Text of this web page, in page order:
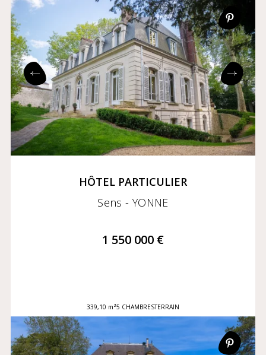
Plus récents
Prix croissant
Prix décroissant
Exclusivités
Coming soon
HÔTEL PARTICULIER
Sens - YONNE
1 550 000 €
339,10 m²5 CHAMBRESTERRAIN